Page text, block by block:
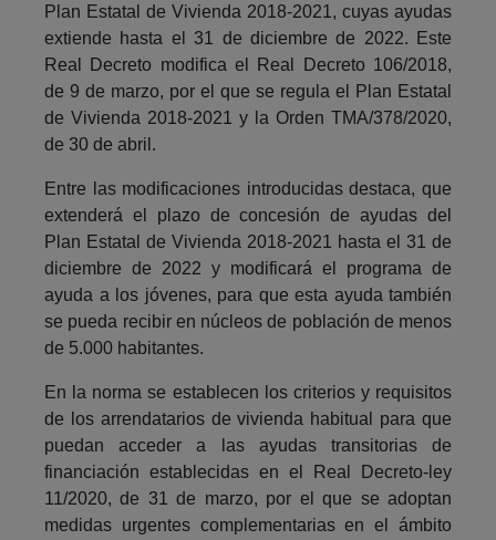
Plan Estatal de Vivienda 2018-2021, cuyas ayudas
extiende hasta el 31 de diciembre de 2022. Este
Real Decreto modifica el Real Decreto 106/2018,
de 9 de marzo, por el que se regula el Plan Estatal
de Vivienda 2018-2021 y la Orden TMA/378/2020,
de 30 de abril.
Entre las modificaciones introducidas destaca, que
extenderá el plazo de concesión de ayudas del
Plan Estatal de Vivienda 2018-2021 hasta el 31 de
diciembre de 2022 y modificará el programa de
ayuda a los jóvenes, para que esta ayuda también
se pueda recibir en núcleos de población de menos
de 5.000 habitantes.
En la norma se establecen los criterios y requisitos
de los arrendatarios de vivienda habitual para que
puedan acceder a las ayudas transitorias de
financiación establecidas en el Real Decreto-ley
11/2020, de 31 de marzo, por el que se adoptan
medidas urgentes complementarias en el ámbito